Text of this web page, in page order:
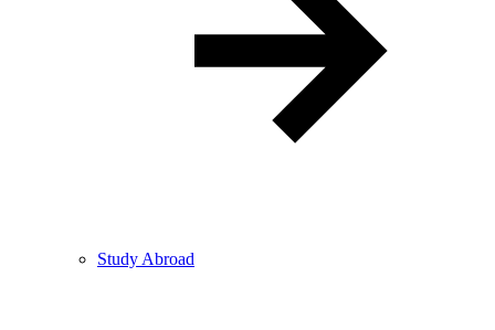
Study Abroad